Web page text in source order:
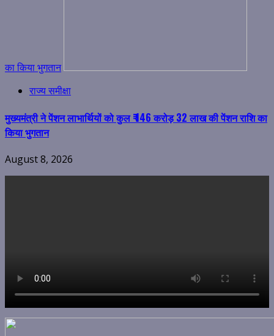
का किया भुगतान
राज्य समीक्षा
मुख्यमंत्री ने पेंशन लाभार्थियों को कुल ₹ 146 करोड़ 32 लाख की पेंशन राशि का
किया भुगतान
August 8, 2026